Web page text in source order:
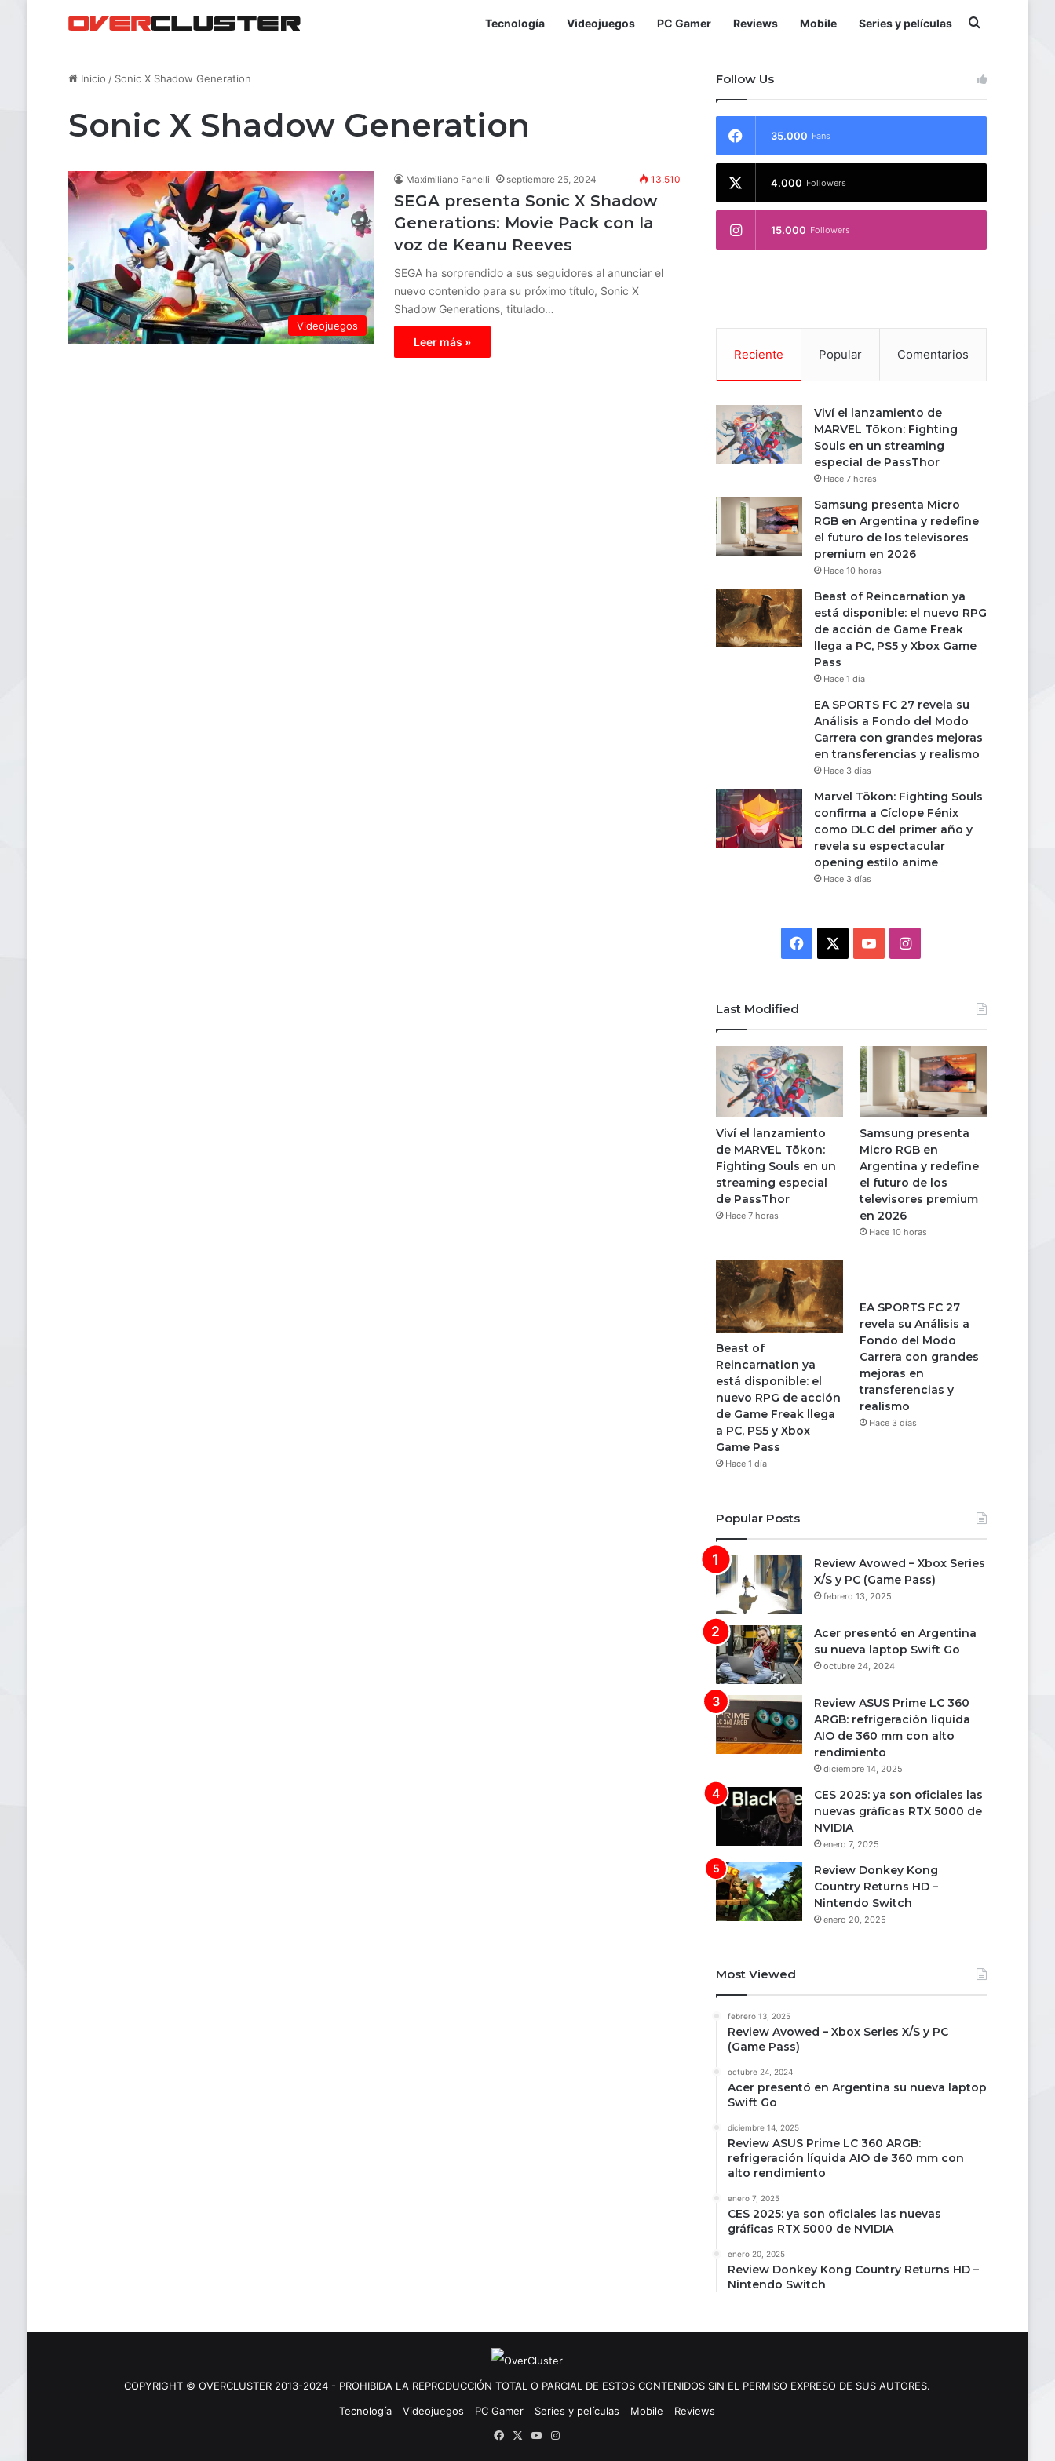
Tecnología Videojuegos PC Gamer Reviews Mobile Series y películas
Inicio / Sonic X Shadow Generation
Sonic X Shadow Generation
Videojuegos
Maximiliano Fanelli septiembre 25, 2024 13.510
SEGA presenta Sonic X Shadow
Generations: Movie Pack con la
voz de Keanu Reeves
SEGA ha sorprendido a sus seguidores al anunciar el
nuevo contenido para su próximo título, Sonic X
Shadow Generations, titulado…
Leer más »
Follow Us
35.000 Fans
4.000 Followers
15.000 Followers
Reciente Popular Comentarios
Viví el lanzamiento de
MARVEL Tōkon: Fighting
Souls en un streaming
especial de PassThor
Hace 7 horas
Samsung presenta Micro
RGB en Argentina y redefine
el futuro de los televisores
premium en 2026
Hace 10 horas
Beast of Reincarnation ya
está disponible: el nuevo RPG
de acción de Game Freak
llega a PC, PS5 y Xbox Game
Pass
Hace 1 día
EA SPORTS FC 27 revela su
Análisis a Fondo del Modo
Carrera con grandes mejoras
en transferencias y realismo
Hace 3 días
Marvel Tōkon: Fighting Souls
confirma a Cíclope Fénix
como DLC del primer año y
revela su espectacular
opening estilo anime
Hace 3 días
Facebook YouTubeInstagram
Last Modified
Viví el lanzamiento
de MARVEL Tōkon:
Fighting Souls en un
streaming especial
de PassThor
Hace 7 horas
Samsung presenta
Micro RGB en
Argentina y redefine
el futuro de los
televisores premium
en 2026
Hace 10 horas
Beast of
Reincarnation ya
está disponible: el
nuevo RPG de acción
de Game Freak llega
a PC, PS5 y Xbox
Game Pass
Hace 1 día
EA SPORTS FC 27
revela su Análisis a
Fondo del Modo
Carrera con grandes
mejoras en
transferencias y
realismo
Hace 3 días
Popular Posts
Review Avowed – Xbox Series
X/S y PC (Game Pass)
febrero 13, 2025
Acer presentó en Argentina
su nueva laptop Swift Go
octubre 24, 2024
Review ASUS Prime LC 360
ARGB: refrigeración líquida
AIO de 360 mm con alto
rendimiento
diciembre 14, 2025
CES 2025: ya son oficiales las
nuevas gráficas RTX 5000 de
NVIDIA
enero 7, 2025
Review Donkey Kong
Country Returns HD –
Nintendo Switch
enero 20, 2025
Most Viewed
febrero 13, 2025
Review Avowed – Xbox Series X/S y PC
(Game Pass)
octubre 24, 2024
Acer presentó en Argentina su nueva laptop
Swift Go
diciembre 14, 2025
Review ASUS Prime LC 360 ARGB:
refrigeración líquida AIO de 360 mm con
alto rendimiento
enero 7, 2025
CES 2025: ya son oficiales las nuevas
gráficas RTX 5000 de NVIDIA
enero 20, 2025
Review Donkey Kong Country Returns HD –
Nintendo Switch
COPYRIGHT © OVERCLUSTER 2013-2024 - PROHIBIDA LA REPRODUCCIÓN TOTAL O PARCIAL DE ESTOS CONTENIDOS SIN EL PERMISO EXPRESO DE SUS AUTORES.
Tecnología
Videojuegos PC Gamer Series y películas Mobile
Reviews
FacebookYouTubeInstagram